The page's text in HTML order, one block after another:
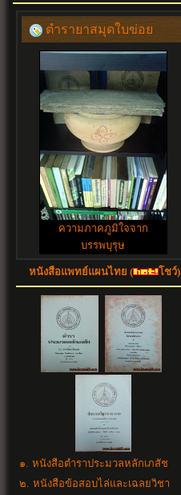
ตำรายาสมุดใบข่อย
ความภาคภูมิใจจาก
บรรพบุรุษ
หนังสือแพทย์แผนไทย ( โชว์)
๑. หนังสือตำราประมวลหลักเภสัช
๒. หนังสือข้อสอบไล่และเฉลยวิชา